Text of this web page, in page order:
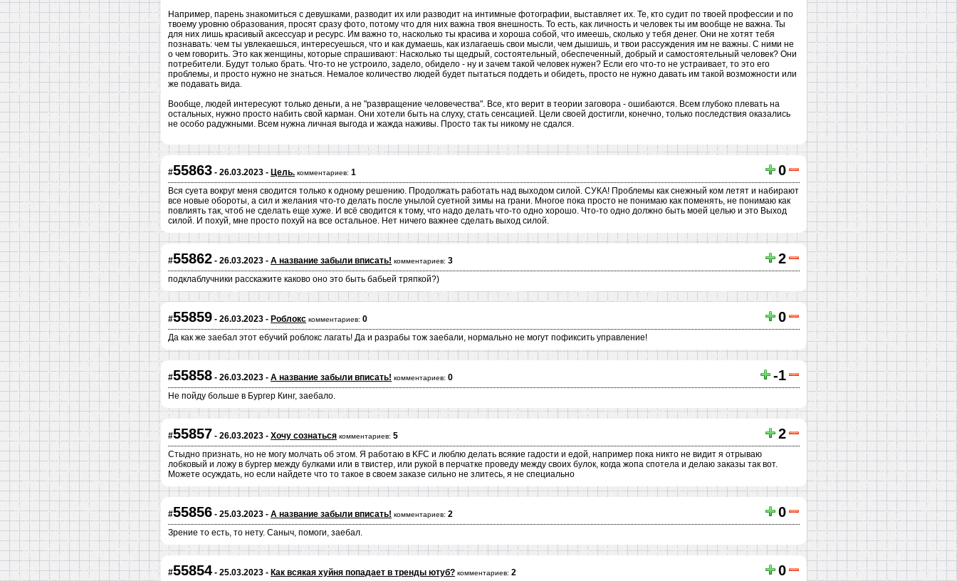
Например, парень знакомиться с девушками, разводит их или разводит на интимные фотографии, выставляет их. Те, кто судит по твоей профессии и по
твоему уровню образования, просят сразу фото, потому что для них важна твоя внешность. То есть, как личность и человек ты им вообще не важна. Ты
для них лишь красивый аксессуар и ресурс. Им важно то, насколько ты красива и хороша собой, что имеешь, сколько у тебя денег. Они не хотят тебя
познавать: чем ты увлекаешься, интересуешься, что и как думаешь, как излагаешь свои мысли, чем дышишь, и твои рассуждения им не важны. С ними не
о чем говорить. Это как женщины, которые спрашивают: Насколько ты щедрый, состоятельный, обеспеченный, добрый и самостоятельный человек? Они
потребители. Будут только брать. Что-то не устроило, задело, обидело - ну и зачем такой человек нужен? Если его что-то не устраивает, то это его
проблемы, и просто нужно не знаться. Немалое количество людей будет пытаться поддеть и обидеть, просто не нужно давать им такой возможности или
же подавать вида.
Вообще, людей интересуют только деньги, а не "развращение человечества". Все, кто верит в теории заговора - ошибаются. Всем глубоко плевать на
остальных, нужно просто набить свой карман. Они хотели быть на слуху, стать сенсацией. Цели своей достигли, конечно, только последствия оказались
не особо радужными. Всем нужна личная выгода и жажда наживы. Просто так ты никому не сдался.
#55863 - 26.03.2023 - Цель. комментариев: 1 0
Вся суета вокруг меня сводится только к одному решению. Продолжать работать над выходом силой. СУКА! Проблемы как снежный ком летят и набирают
все новые обороты, а сил и желания что-то делать после унылой суетной зимы на грани. Многое пока просто не понимаю как поменять, не понимаю как
повлиять так, чтоб не сделать еще хуже. И всё сводится к тому, что надо делать что-то одно хорошо. Что-то одно должно быть моей целью и это Выход
силой. И похуй, мне просто похуй на все остальное. Нет ничего важнее сделать выход силой.
#55862 - 26.03.2023 - А название забыли вписать! комментариев: 3 2
подклаблучники расскажите каково оно это быть бабьей тряпкой?)
#55859 - 26.03.2023 - Роблокс комментариев: 0 0
Да как же заебал этот ебучий роблокс лагать! Да и разрабы тож заебали, нормально не могут пофиксить управление!
#55858 - 26.03.2023 - А название забыли вписать! комментариев: 0 -1
Не пойду больше в Бургер Кинг, заебало.
#55857 - 26.03.2023 - Хочу сознаться комментариев: 5 2
Стыдно признать, но не могу молчать об этом. Я работаю в KFC и люблю делать всякие гадости и едой, например пока никто не видит я отрываю
лобковый и ложу в бургер между булками или в твистер, или рукой в перчатке проведу между своих булок, когда жопа спотела и делаю заказы так вот.
Можете осуждать, но если найдете что то такое в своем заказе сильно не злитесь, я не специально
#55856 - 25.03.2023 - А название забыли вписать! комментариев: 2 0
Зрение то есть, то нету. Саныч, помоги, заебал.
#55854 - 25.03.2023 - Как всякая хуйня попадает в тренды ютуб? комментариев: 2 0